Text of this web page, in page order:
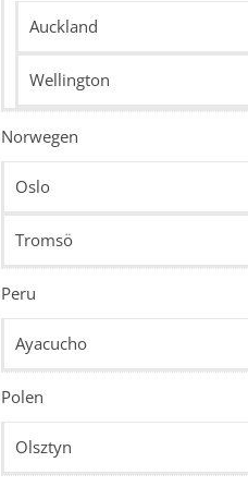
Auckland
Wellington
Norwegen
Oslo
Tromsö
Peru
Ayacucho
Polen
Olsztyn